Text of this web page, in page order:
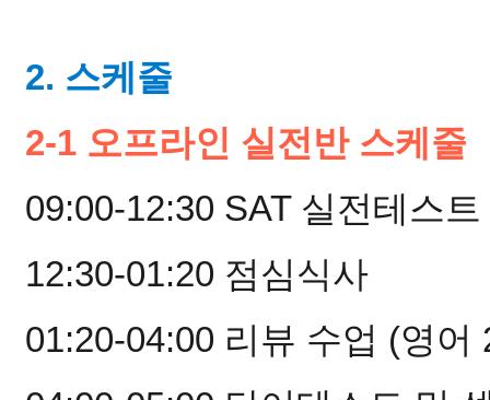
2. 스케줄
2-1 오프라인 실전반 스케줄
09:00-12:30 SAT 실전테스트
12:30-01:20 점심식사
01:20-04:00 리뷰 수업 (영어